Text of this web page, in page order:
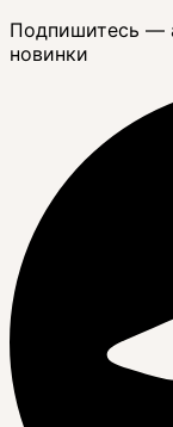
Подпишитесь —
новинки